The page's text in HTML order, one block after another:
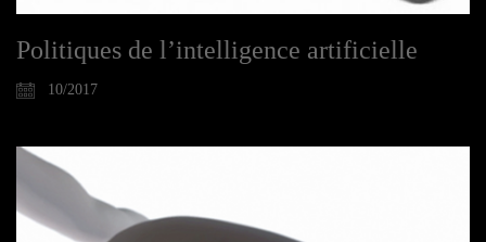
Politiques de l’intelligence artificielle
10/2017